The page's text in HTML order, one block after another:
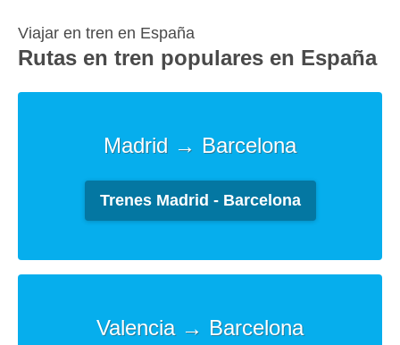
shortcuts
for
Viajar en tren en España
Rutas en tren populares en España
Madrid → Barcelona
Trenes Madrid - Barcelona
Valencia → Barcelona